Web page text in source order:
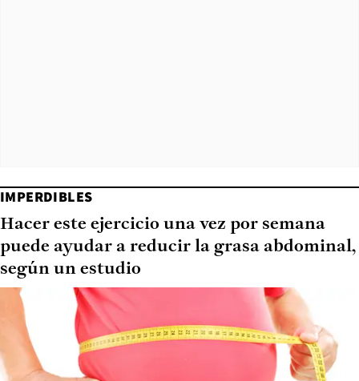
IMPERDIBLES
Hacer este ejercicio una vez por semana
puede ayudar a reducir la grasa abdominal,
según un estudio